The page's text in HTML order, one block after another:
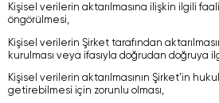
Kişisel verilerin aktarılmasına ilişkin ilgili
öngörülmesi,
Kişisel verilerin Şirket tarafından
kurulması veya ifasıyla doğrudan doğruya
Kişisel verilerin aktarılmasının Şirket’in
getirebilmesi için zorunlu olması,